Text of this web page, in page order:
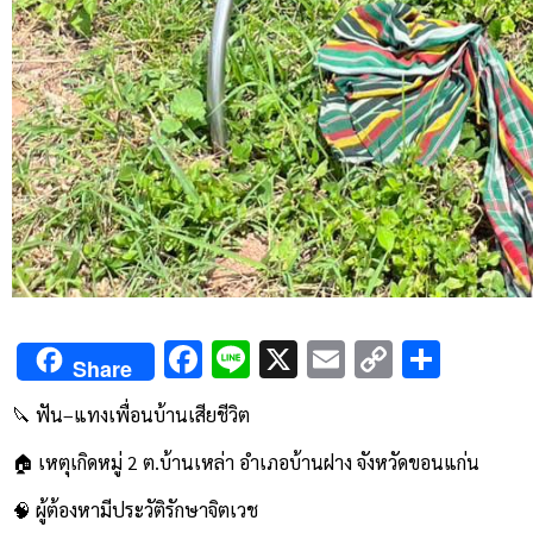
Share Facebook
Line
X Email
Copy
🔪 ฟัน–แทงเพื่อนบ้านเสียชีวิต
🏠 เหตุเกิดหมู่ 2 ต.บ้านเหล่า อำเภอบ้านฝาง จังหวัดขอนแก่น
🧠 ผู้ต้องหามีประวัติรักษาจิตเวช